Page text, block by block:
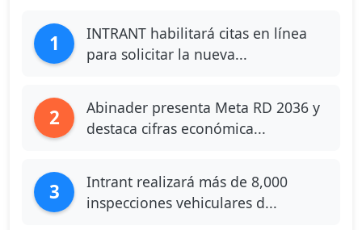
1
INTRANT habilitará citas en línea
para solicitar la nueva...
2
Abinader presenta Meta RD 2036 y
destaca cifras económica...
3
Intrant realizará más de 8,000
inspecciones vehiculares d...